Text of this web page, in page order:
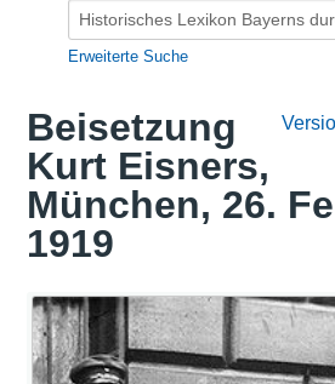
Erweiterte Suche
Beisetzung
Kurt Eisners,
München, 26.
1919